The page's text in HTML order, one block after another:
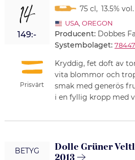
14
149:-
Prisvärt
75 cl, 13.5% vol.
USA, OREGON
Producent: Dobbes
Systembolaget: 78447
Kryddig, fet doft av
vita blommor och
smak med generös
i en fyllig kropp med
BETYG
Dolle Grüner